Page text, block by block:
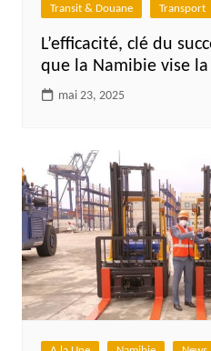
Transit & Douane Transport
L’efficacité, clé du
que la Namibie vise la
mai 23, 2025